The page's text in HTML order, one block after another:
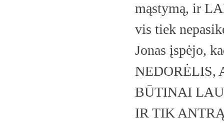
mąstymą, ir
vis tiek
Jonas įspėjo,
NEDORĖLIS,
BŪTINAI
IR TIK